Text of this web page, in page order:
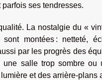
ses tendresses.
La nostalgie du «
montées : netteté,
par les progrès des
une salle trop sombre
et des arrière-plans